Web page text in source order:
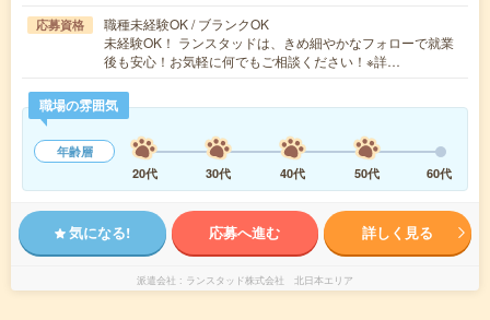
応募資格
職種未経験OK / ブランクOK
未経験OK！ ランスタッドは、きめ細やかなフォローで就業
後も安心！お気軽に何でもご相談ください！※詳…
職場の雰囲気
年齢層
20代
30代 40代 50代 60代
気になる! 応募へ進む 詳しく見る
派遣会社 ランスタッド株式会社 北日本エリア